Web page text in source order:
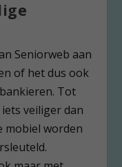
Seniorweb aan
of het dus ook
Tot
veiliger dan
mobiel worden